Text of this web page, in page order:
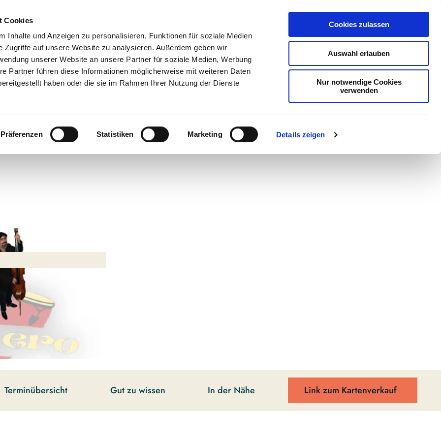
Cookies
Inhalte und Anzeigen zu personalisieren, Funktionen für soziale Medien
Zugriffe auf unsere Website zu analysieren. Außerdem geben wir
unserer Website an unsere Partner für soziale Medien, Werbung
Partner führen diese Informationen möglicherweise mit weiteren Daten
haben oder die sie im Rahmen Ihrer Nutzung der Dienste
Präferenzen Statistiken Marketing Details zeigen
Cookies zulassen
Auswahl erlauben
Nur notwendige Cookies
verwenden
Terminübersicht Gut zu wissen In der Nähe Link zum Kartenverkauf